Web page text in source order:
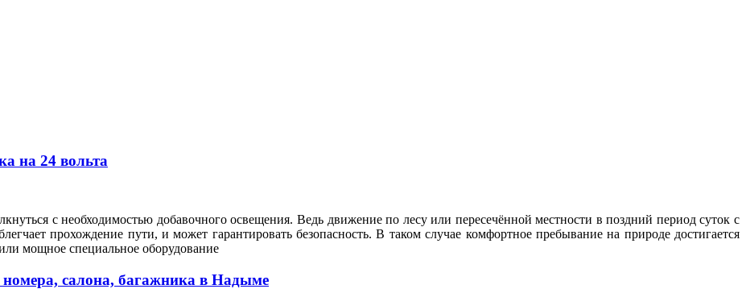
на 24 вольта
с необходимостью добавочного освещения. Ведь движение по лесу или пересечённой местности в поздний период суток с
прохождение пути, и может гарантировать безопасность. В таком случае комфортное пребывание на природе достигается
мощное специальное оборудование
салона, багажника в Надыме